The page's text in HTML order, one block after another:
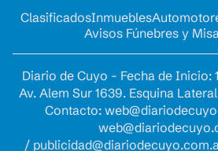
ClasificadosInmuebles
Avisos Fúnebres y
Diario de Cuyo - Fecha de Inicio:
Av. Alem Sur 1639. Esquina
Contacto:
/